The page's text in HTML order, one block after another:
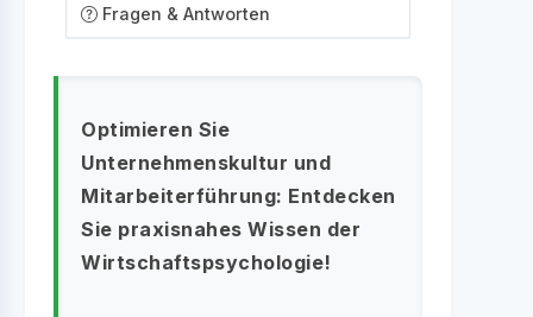
Fragen & Antworten
Optimieren Sie
Unternehmenskultur und
Mitarbeiterführung: Entdecken
Sie praxisnahes Wissen der
Wirtschaftspsychologie!